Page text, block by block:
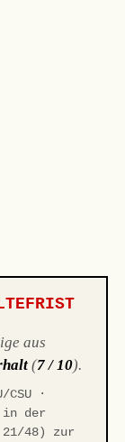
aus
(7 / 10).
CSU ·
in der
21/48) zur